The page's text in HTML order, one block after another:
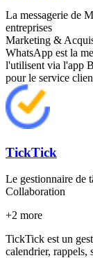
La messagerie de
entreprises
Marketing &
WhatsApp est la
l'utilisent via l'app
pour le service
TickTick
Le gestionnaire de
Collaboration
+2 more
TickTick est un
calendrier, rappels,